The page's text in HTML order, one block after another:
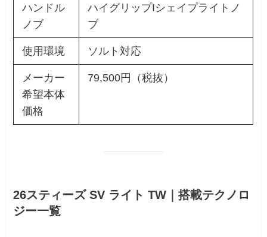
ハンドル
ノブ
ハイグリップIシェイプライトノ
ブ
使用環境 ソルト対応
メーカー
希望本体
価格
79,500円（税抜）
26スティーズ SV ライト TW｜搭載テクノロ
ジー一覧